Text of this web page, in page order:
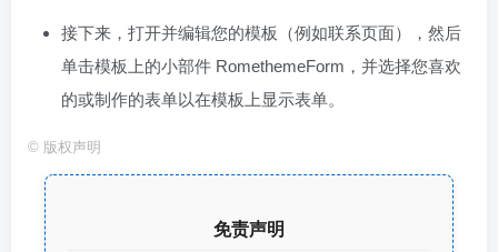
接下来，打开并编辑您的模板（例如联系页面），然后
单击模板上的小部件 RomethemeForm，并选择您喜欢
的或制作的表单以在模板上显示表单。
© 版权声明
免责声明